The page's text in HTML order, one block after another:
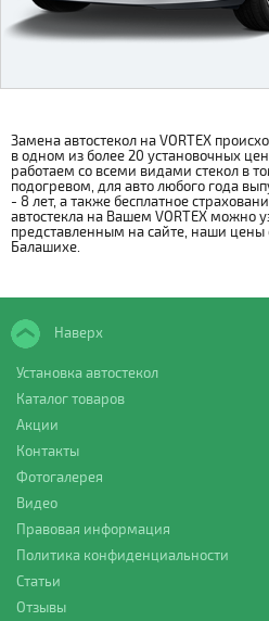
Замена автостекол на VORTEX
в одном из более 20 установочных
работаем со всеми видами стекол в
подогревом, для авто любого года
- 8 лет, а также бесплатное
автостекла на Вашем VORTEX можно
представленным на сайте, наши
Балашихе.
Наверх
Установка автостекол
Каталог товаров
Акции
Контакты
Фотогалерея
Видео
Правовая информация
Политика конфиденциальности
Статьи
Отзывы